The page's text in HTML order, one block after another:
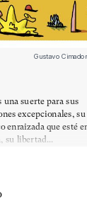
Gustavo
una suerte para sus
excepcionales, su
enraizada que esté
su libertad...